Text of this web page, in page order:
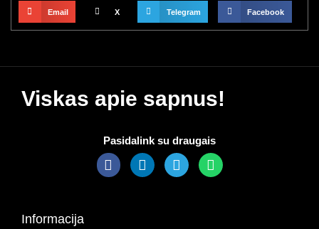
Email X Telegram Facebook
Viskas apie sapnus!
Pasidalink su draugais
Informacija